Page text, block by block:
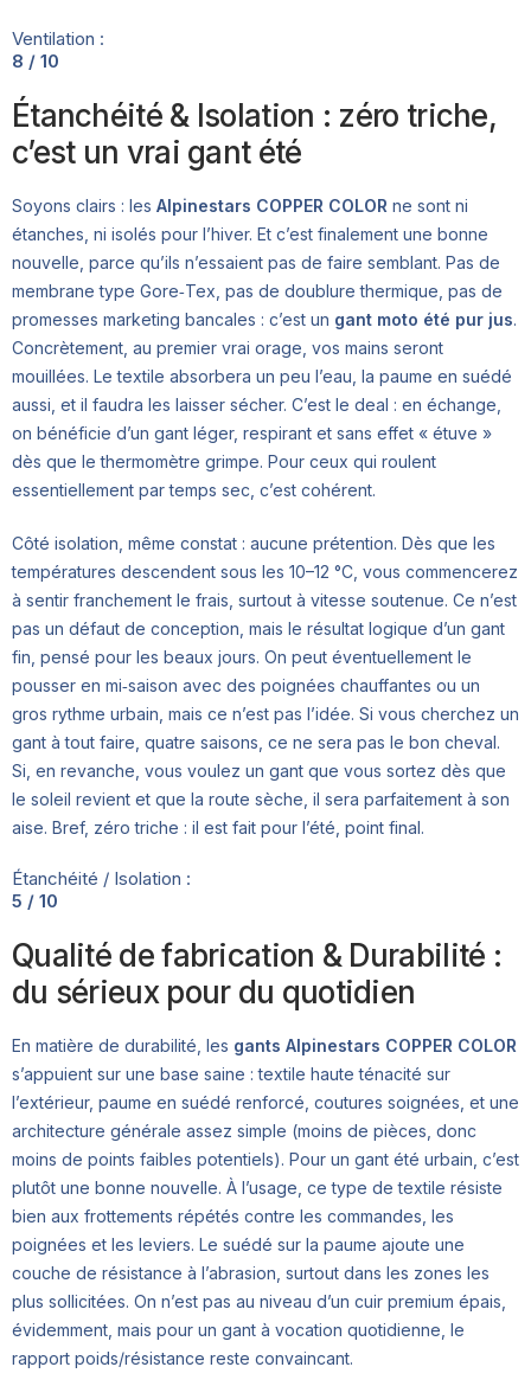
Ventilation :
8 / 10
Étanchéité & Isolation : zéro triche,
c’est un vrai gant été
Soyons clairs : les Alpinestars COPPER COLOR ne sont ni
étanches, ni isolés pour l’hiver. Et c’est finalement une bonne
nouvelle, parce qu’ils n’essaient pas de faire semblant. Pas de
membrane type Gore‑Tex, pas de doublure thermique, pas de
promesses marketing bancales : c’est un gant moto été pur jus.
Concrètement, au premier vrai orage, vos mains seront
mouillées. Le textile absorbera un peu l’eau, la paume en suédé
aussi, et il faudra les laisser sécher. C’est le deal : en échange,
on bénéficie d’un gant léger, respirant et sans effet « étuve »
dès que le thermomètre grimpe. Pour ceux qui roulent
essentiellement par temps sec, c’est cohérent.
Côté isolation, même constat : aucune prétention. Dès que les
températures descendent sous les 10–12 °C, vous commencerez
à sentir franchement le frais, surtout à vitesse soutenue. Ce n’est
pas un défaut de conception, mais le résultat logique d’un gant
fin, pensé pour les beaux jours. On peut éventuellement le
pousser en mi‑saison avec des poignées chauffantes ou un
gros rythme urbain, mais ce n’est pas l’idée. Si vous cherchez un
gant à tout faire, quatre saisons, ce ne sera pas le bon cheval.
Si, en revanche, vous voulez un gant que vous sortez dès que
le soleil revient et que la route sèche, il sera parfaitement à son
aise. Bref, zéro triche : il est fait pour l’été, point final.
Étanchéité / Isolation :
5 / 10
Qualité de fabrication & Durabilité :
du sérieux pour du quotidien
En matière de durabilité, les gants Alpinestars COPPER COLOR
s’appuient sur une base saine : textile haute ténacité sur
l’extérieur, paume en suédé renforcé, coutures soignées, et une
architecture générale assez simple (moins de pièces, donc
moins de points faibles potentiels). Pour un gant été urbain, c’est
plutôt une bonne nouvelle. À l’usage, ce type de textile résiste
bien aux frottements répétés contre les commandes, les
poignées et les leviers. Le suédé sur la paume ajoute une
couche de résistance à l’abrasion, surtout dans les zones les
plus sollicitées. On n’est pas au niveau d’un cuir premium épais,
évidemment, mais pour un gant à vocation quotidienne, le
rapport poids/résistance reste convaincant.